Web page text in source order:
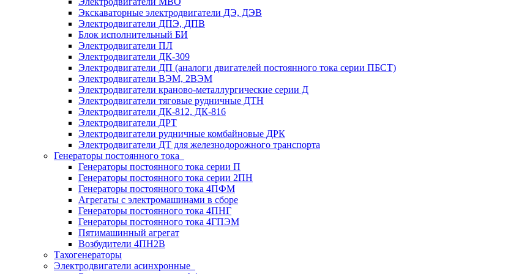
Экскаваторные электродвигатели ДЭ, ДЭВ
Электродвигатели ДПЭ, ДПВ
Блок исполнительный БИ
Электродвигатели ПЛ
Электродвигатели ДК-309
Электродвигатели ДП (аналоги двигателей постоянного тока серии ПБСТ)
Электродвигатели ВЭМ, 2ВЭМ
Электродвигатели краново-металлургические серии Д
Электродвигатели тяговые рудничные ДТН
Электродвигатели ДК-812, ДК-816
Электродвигатели ДРТ
Электродвигатели рудничные комбайновые ДРК
Электродвигатели ДТ для железнодорожного транспорта
Генераторы постоянного тока
Генераторы постоянного тока серии П
Генераторы постоянного тока серии 2ПН
Генераторы постоянного тока 4ПФМ
Агрегаты с электромашинами в сборе
Генераторы постоянного тока 4ПНГ
Генераторы постоянного тока 4ГПЭМ
Пятимашинный агрегат
Возбудители 4ПН2В
Тахогенераторы
Электродвигатели асинхронные